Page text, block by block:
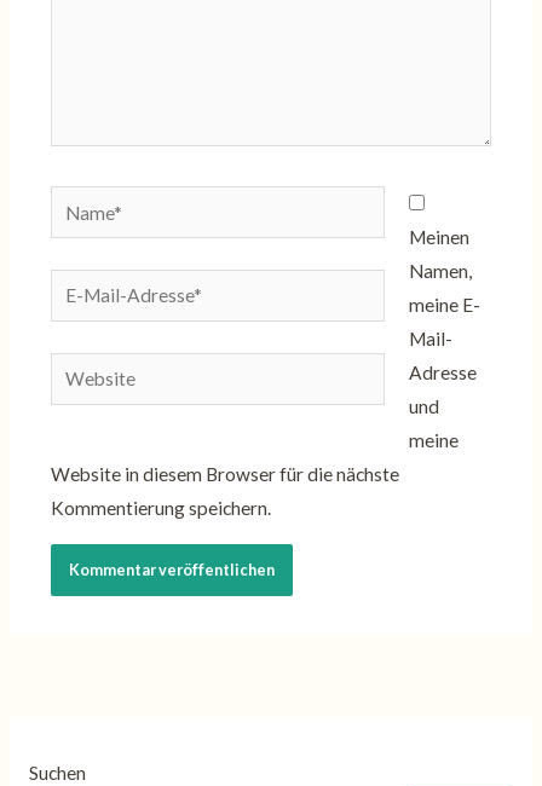
Name*
E-
Mail-
Adresse*
Website
Meinen
Namen,
meine E-
Mail-
Adresse
und
meine
Website in diesem Browser für die nächste
Kommentierung speichern.
Suchen